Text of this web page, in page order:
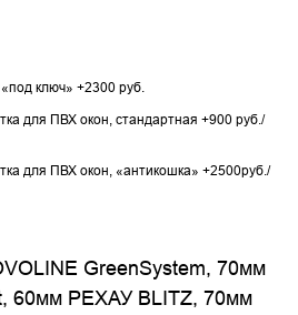
ключ» +2300 руб.
для ПВХ окон, стандартная +900 руб./
для ПВХ окон, «антикошка» +2500руб./
GreenSystem, 70мм
60мм РЕХАУ BLITZ, 70мм